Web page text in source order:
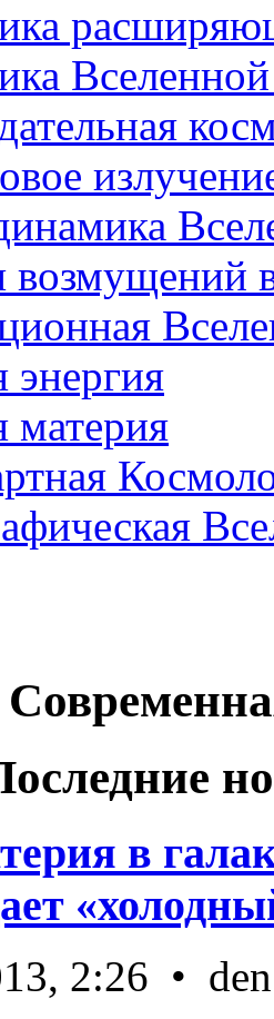
возмущений
энергия
материя
в
2:26 • den